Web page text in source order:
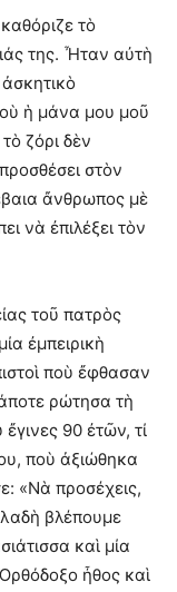
τὸ
της. Ἦταν αὐτὴ
ἡ μάνα μου μοῦ
ζόρι δὲν
στὸν
ἄνθρωπος μὲ
νὰ ἐπιλέξει τὸν
τοῦ πατρὸς
ἐμπειρικὴ
ποὺ ἔφθασαν
ρώτησα τὴ
90 ἐτῶν, τί
ποὺ ἀξιώθηκα
«Νὰ προσέχεις,
βλέπουμε
καὶ μία
ἦθος καὶ